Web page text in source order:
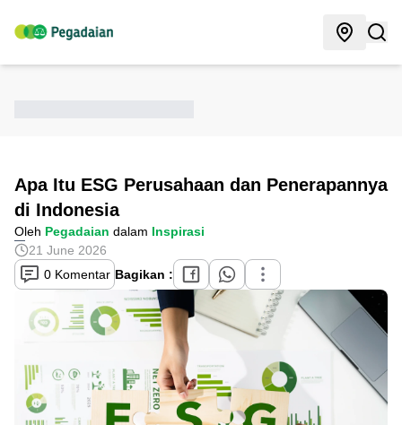
Apa Itu ESG Perusahaan dan Penerapannya
di Indonesia
Oleh Pegadaian dalam Inspirasi
21 June 2026
0 Komentar Bagikan :